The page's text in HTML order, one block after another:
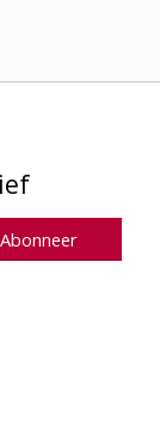
Abonneer